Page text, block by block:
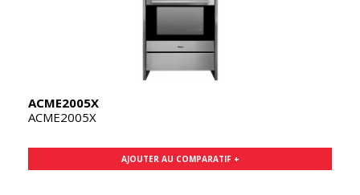
ACME2005X
ACME2005X
AJOUTER AU COMPARATIF +